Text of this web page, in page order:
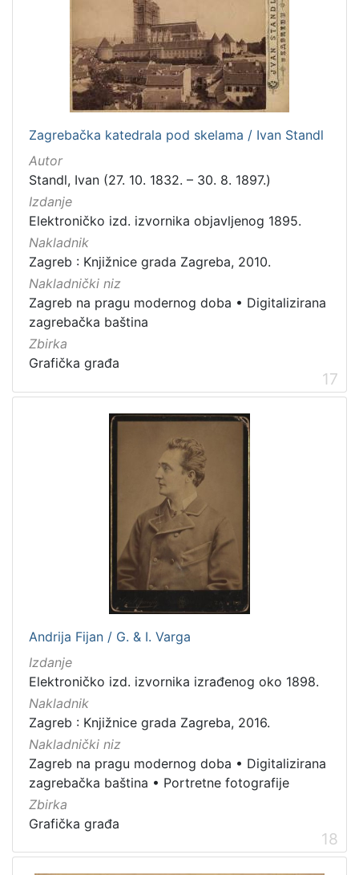
Zagrebačka katedrala pod skelama / Ivan Standl
Autor
Standl, Ivan (27. 10. 1832. – 30. 8. 1897.)
Izdanje
Elektroničko izd. izvornika objavljenog 1895.
Nakladnik
Zagreb : Knjižnice grada Zagreba, 2010.
Nakladnički niz
Zagreb na pragu modernog doba • Digitalizirana
zagrebačka baština
Zbirka
Grafička građa
17
Andrija Fijan / G. & I. Varga
Izdanje
Elektroničko izd. izvornika izrađenog oko 1898.
Nakladnik
Zagreb : Knjižnice grada Zagreba, 2016.
Nakladnički niz
Zagreb na pragu modernog doba • Digitalizirana
zagrebačka baština • Portretne fotografije
Zbirka
Grafička građa
18